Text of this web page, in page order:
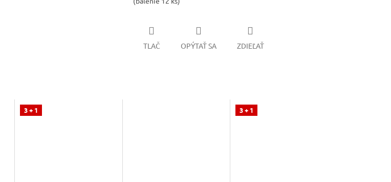
TLAČ OPÝTAŤ SA ZDIEĽAŤ
3 + 1 3 + 1